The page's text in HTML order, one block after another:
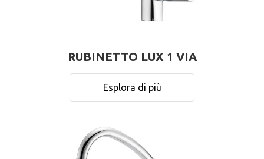
RUBINETTO LUX 1 VIA
Esplora di più